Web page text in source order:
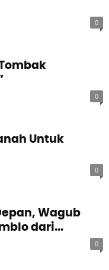
0
0
Untuk
0
Wagub
dari...
0